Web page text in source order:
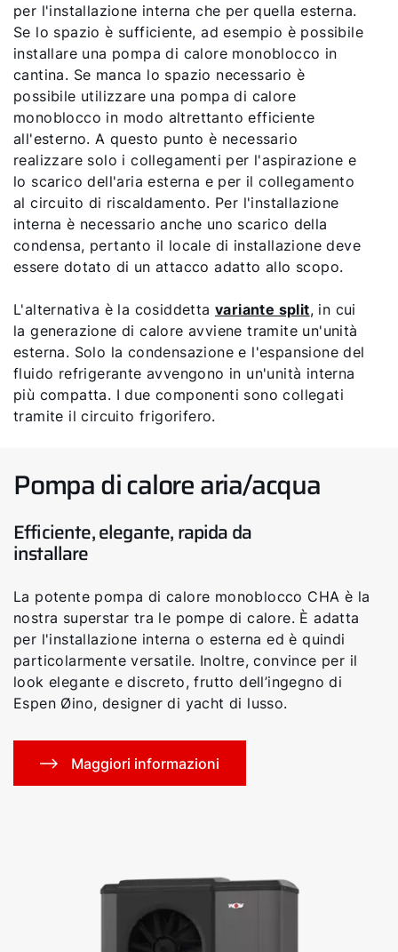
per l'installazione interna che per quella esterna.
Se lo spazio è sufficiente, ad esempio è possibile
installare una pompa di calore monoblocco in
cantina. Se manca lo spazio necessario è
possibile utilizzare una pompa di calore
monoblocco in modo altrettanto efficiente
all'esterno. A questo punto è necessario
realizzare solo i collegamenti per l'aspirazione e
lo scarico dell'aria esterna e per il collegamento
al circuito di riscaldamento. Per l'installazione
interna è necessario anche uno scarico della
condensa, pertanto il locale di installazione deve
essere dotato di un attacco adatto allo scopo.
L'alternativa è la cosiddetta variante split, in cui
la generazione di calore avviene tramite un'unità
esterna. Solo la condensazione e l'espansione del
fluido refrigerante avvengono in un'unità interna
più compatta. I due componenti sono collegati
tramite il circuito frigorifero.
Pompa di calore aria/acqua
Efficiente, elegante, rapida da
installare
La potente pompa di calore monoblocco CHA è la
nostra superstar tra le pompe di calore. È adatta
per l'installazione interna o esterna ed è quindi
particolarmente versatile. Inoltre, convince per il
look elegante e discreto, frutto dell’ingegno di
Espen Øino, designer di yacht di lusso.
Maggiori informazioni